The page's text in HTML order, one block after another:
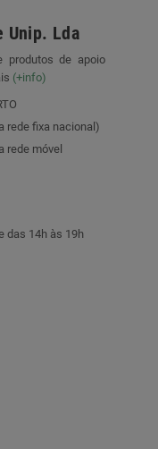
Unip. Lda
produtos de apoio
(+info)
rede fixa nacional)
rede móvel
das 14h às 19h